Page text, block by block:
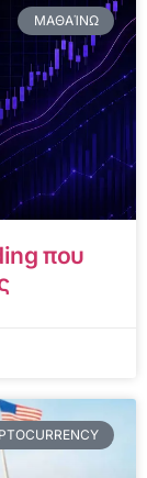
ΜΑΘΑΊΝΩ
που